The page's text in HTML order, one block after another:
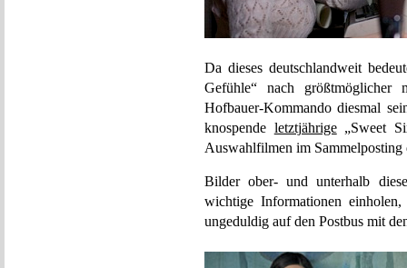
Da dieses deutschlandweit
Gefühle“ nach größtmöglicher
Hofbauer-Kommando diesmal
knospende letztjährige„Sweet
Auswahlfilmen im
Bilder ober- und unterhalb
wichtige Informationen
ungeduldig auf den Postbus mit